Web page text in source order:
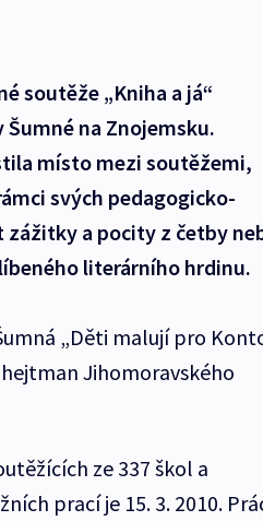
soutěže „Kniha a já“
na Znojemsku.
místo mezi soutěžemi,
svých pedagogicko-
a pocity z četby
literárního hrdinu.
„Děti malují pro
Jihomoravského
ze 337 škol a
prací je 15. 3. 2010.